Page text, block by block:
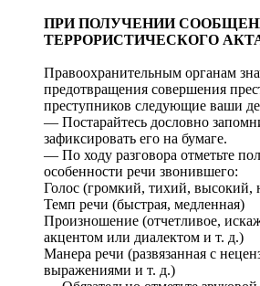
ПРИ ПОЛУЧЕНИИ
ТЕРРОРИСТИЧЕСКОГО
Правоохранительным органам
предотвращения совершения
преступников следующие ваши
— Постарайтесь дословно
зафиксировать его на бумаге.
— По ходу разговора отметьте
особенности речи звонившего:
Голос (громкий, тихий, высокий,
Темп речи (быстрая, медленная)
Произношение (отчетливое,
акцентом или диалектом и т. д.)
Манера речи (развязанная с
выражениями и т. д.)